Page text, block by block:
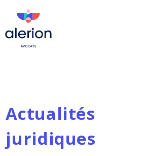
Actualités
juridiques